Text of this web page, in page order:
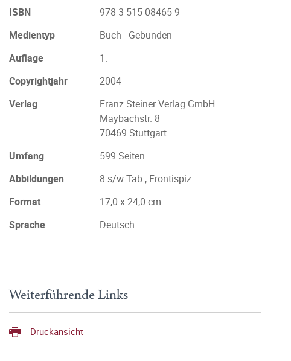
ISBN
978-3-515-08465-9
Medientyp
Buch - Gebunden
Auflage
1.
Copyrightjahr
2004
Verlag
Franz Steiner Verlag GmbH
Maybachstr. 8
70469 Stuttgart
Umfang
599 Seiten
Abbildungen
8 s/w Tab., Frontispiz
Format
17,0 x 24,0 cm
Sprache
Deutsch
Weiterführende Links
Druckansicht